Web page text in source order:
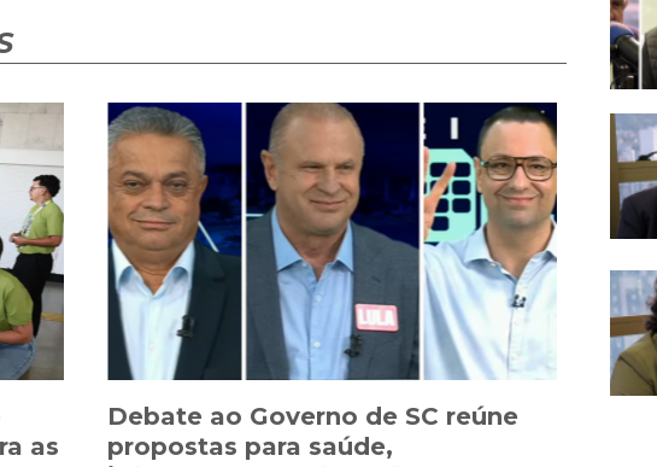
as
Debate ao Governo de SC reúne
propostas para saúde,